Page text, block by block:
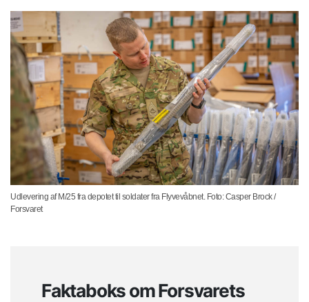
Udlevering af M/25 fra depotet til soldater fra Flyvevåbnet. Foto: Casper Brock /
Forsvaret
Faktaboks om Forsvarets